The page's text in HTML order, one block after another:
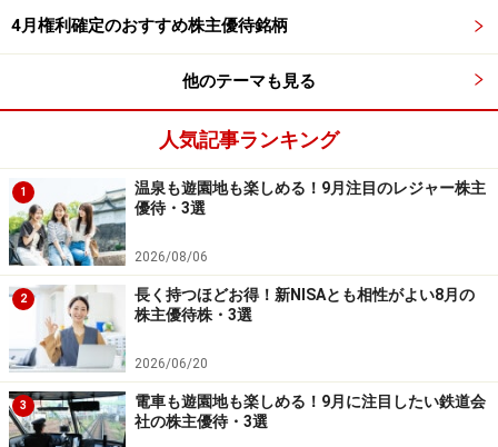
年に2回獲得したケースを想定しています（つまり、株
業績ですが、売上は拡大傾向にあるのですが、利益は横
ばい～やや縮小傾向にあります。一方ここ２年程の株価
は2000～2400円のレンジを中心に動いており、時折大き
く上昇したり、下落したりしています。株式市場全体が
調整した時などに大きく下がったところで投資を検討で
きればよいと思います。
第1位 パーク24（東証1部＜4666＞）
予想配当＋予想優待額面利回り：5.24％
4月権利確定のおすすめ株主優待銘柄
他のテーマも見る
人気記事ランキング
1
温泉も遊園地も楽しめる！9月注目のレジャー株主
優待・3選
2026/08/06
2
長く持つほどお得！新NISAとも相性がよい8月の
株主優待株・3選
2026/06/20
3
電車も遊園地も楽しめる！9月に注目したい鉄道会
社の株主優待・3選